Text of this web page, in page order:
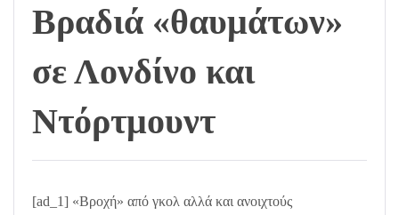
Βραδιά «θαυμάτων»
σε Λονδίνο και
Ντόρτμουντ
[ad_1] «Βροχή» από γκολ αλλά και ανοιχτούς